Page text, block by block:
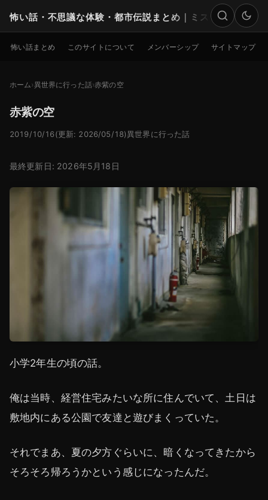
怖い話・不思議な体験・都市伝説まとめ｜ミステリー
検索
怖い話まとめ このサイトについて メンバーシップ サイトマップ
ホーム 異世界に行った話 赤紫の空
赤紫の空
2019/10/16 (更新: 2026/05/18)異世界に行った話
最終更新日: 2026年5月18日
小学2年生の頃の話。
俺は当時、経営住宅みたいな所に住んでいて、土日は
敷地内にある公園で友達と遊びまくっていた。
それでまあ、夏の夕方ぐらいに、暗くなってきたから
そろそろ帰ろうかという感じになったんだ。